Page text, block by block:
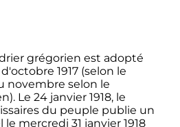
grégorien est adopté
octobre 1917(selon le
novembre selon le
Le 24 janvier 1918, le
du peuple publie un
le mercredi 31 janvier 1918